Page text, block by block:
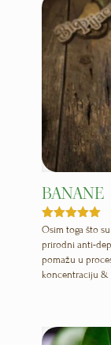
BANANE
Ocenjeno
od 5
Osim toga što
prirodni anti-
pomažu u
koncentraciju &